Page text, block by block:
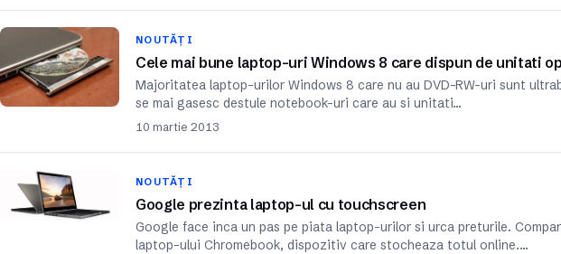
NOUTĂȚI
Cele mai bune laptop-uri Windows 8 care dispun de unitati
Majoritatea laptop-urilor Windows 8 care nu au DVD-RW-uri sunt
se mai gasesc destule notebook-uri care au si unitati…
10 martie 2013
NOUTĂȚI
Google prezinta laptop-ul cu touchscreen
Google face inca un pas pe piata laptop-urilor si urca preturile.
laptop-ului Chromebook, dispozitiv care stocheaza totul online.…